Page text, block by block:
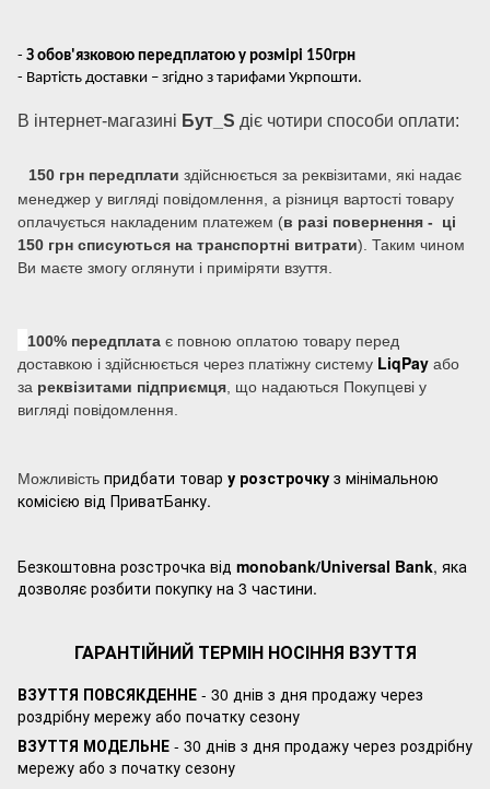
- З обов'язковою передплатою у розмірі 150грн
- Вартість доставки – згідно з тарифами Укрпошти.
В інтернет-магазині Бут_S діє чотири способи оплати:
150 грн передплати здійснюється за реквізитами, які надає
менеджер у вигляді повідомлення, а різниця вартості товару
оплачується накладеним платежем (в разі повернення - ці
150 грн списуються на транспортні витрати). Таким чином
Ви маєте змогу оглянути і приміряти взуття.
100% передплата є повною оплатою товару перед
доставкою і здійснюється через платіжну систему LiqPay або
за реквізитами підприємця , що надаються Покупцеві у
вигляді повідомлення.
Можливість придбати товар у розстрочку з мінімальною
комісією від ПриватБанку.
Безкоштовна розстрочка від monobank/Universal Bank, яка
дозволяє розбити покупку на 3 частини.
ГАРАНТІЙНИЙ ТЕРМІН НОСІННЯ ВЗУТТЯ
ВЗУТТЯ ПОВСЯКДЕННЕ - 30 днів з дня продажу через
роздрібну мережу або початку сезону
ВЗУТТЯ МОДЕЛЬНЕ - 30 днів з дня продажу через роздрібну
мережу або з початку сезону